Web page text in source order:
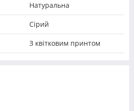
Натуральна
Сірий
З квітковим принтом